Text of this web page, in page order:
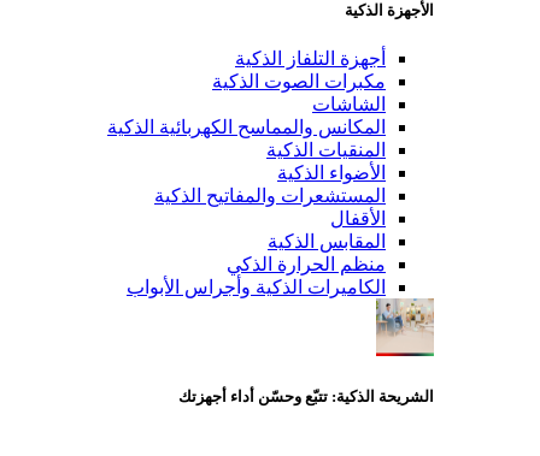
الأجهزة الذكية
أجهزة التلفاز الذكية
مكبرات الصوت الذكية
الشاشات
المكانس والمماسح الكهربائية الذكية
المنقيات الذكية
الأضواء الذكية
المستشعرات والمفاتيح الذكية
الأقفال
المقابس الذكية
منظم الحرارة الذكي
الكاميرات الذكية وأجراس الأبواب
الشريحة الذكية: تتبّع وحسّن أداء أجهزتك